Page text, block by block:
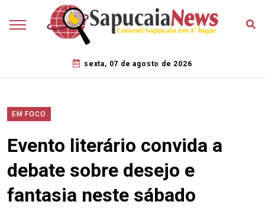
sexta, 07 de agosto de 2026
EM FOCO
Evento literário convida a
debate sobre desejo e
fantasia neste sábado